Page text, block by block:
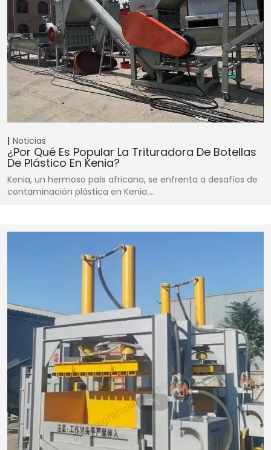
Noticias
¿Por Qué Es Popular La Trituradora De Botellas
De Plástico En Kenia?
Kenia, un hermoso país africano, se enfrenta a desafíos de
contaminación plástica en Kenia.…